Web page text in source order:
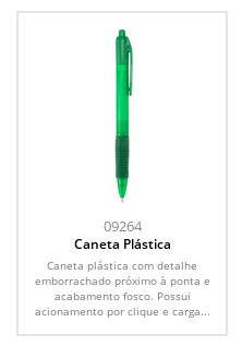
09264
Caneta Plástica
Caneta plástica com detalhe
emborrachado próximo à ponta e
acabamento fosco. Possui
acionamento por clique e carga...